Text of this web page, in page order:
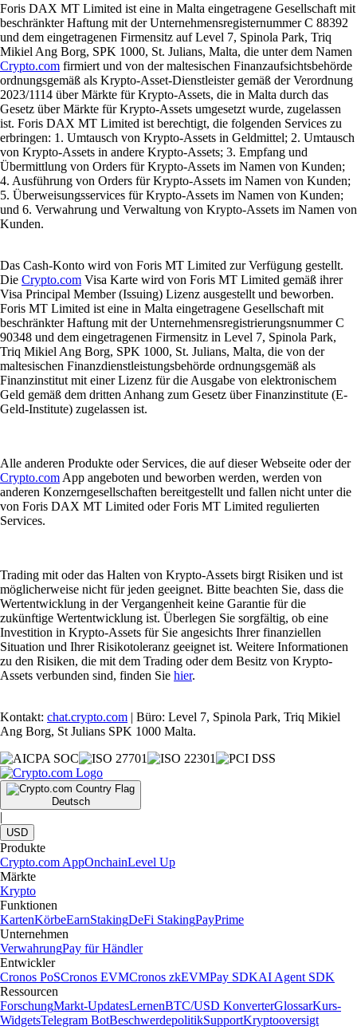
Foris DAX MT Limited ist eine in Malta eingetragene Gesellschaft mit
beschränkter Haftung mit der Unternehmensregisternummer C 88392
und dem eingetragenen Firmensitz auf Level 7, Spinola Park, Triq
Mikiel Ang Borg, SPK 1000, St. Julians, Malta, die unter dem Namen
Crypto.com firmiert und von der maltesischen Finanzaufsichtsbehörde
ordnungsgemäß als Krypto-Asset-Dienstleister gemäß der Verordnung
2023/1114 über Märkte für Krypto-Assets, die in Malta durch das
Gesetz über Märkte für Krypto-Assets umgesetzt wurde, zugelassen
ist. Foris DAX MT Limited ist berechtigt, die folgenden Services zu
erbringen: 1. Umtausch von Krypto-Assets in Geldmittel; 2. Umtausch
von Krypto-Assets in andere Krypto-Assets; 3. Empfang und
Übermittlung von Orders für Krypto-Assets im Namen von Kunden;
4. Ausführung von Orders für Krypto-Assets im Namen von Kunden;
5. Überweisungsservices für Krypto-Assets im Namen von Kunden;
und 6. Verwahrung und Verwaltung von Krypto-Assets im Namen von
Kunden.
Das Cash-Konto wird von Foris MT Limited zur Verfügung gestellt.
Die Crypto.com Visa Karte wird von Foris MT Limited gemäß ihrer
Visa Principal Member (Issuing) Lizenz ausgestellt und beworben.
Foris MT Limited ist eine in Malta eingetragene Gesellschaft mit
beschränkter Haftung mit der Unternehmensregistrierungsnummer C
90348 und dem eingetragenen Firmensitz in Level 7, Spinola Park,
Triq Mikiel Ang Borg, SPK 1000, St. Julians, Malta, die von der
maltesischen Finanzdienstleistungsbehörde ordnungsgemäß als
Finanzinstitut mit einer Lizenz für die Ausgabe von elektronischem
Geld gemäß dem dritten Anhang zum Gesetz über Finanzinstitute (E-
Geld-Institute) zugelassen ist.
Alle anderen Produkte oder Services, die auf dieser Webseite oder der
Crypto.com App angeboten und beworben werden, werden von
anderen Konzerngesellschaften bereitgestellt und fallen nicht unter die
von Foris DAX MT Limited oder Foris MT Limited regulierten
Services.
Trading mit oder das Halten von Krypto-Assets birgt Risiken und ist
möglicherweise nicht für jeden geeignet. Bitte beachten Sie, dass die
Wertentwicklung in der Vergangenheit keine Garantie für die
zukünftige Wertentwicklung ist. Überlegen Sie sorgfältig, ob eine
Investition in Krypto-Assets für Sie angesichts Ihrer finanziellen
Situation und Ihrer Risikotoleranz geeignet ist. Weitere Informationen
zu den Risiken, die mit dem Trading oder dem Besitz von Krypto-
Assets verbunden sind, finden Sie hier.
Kontakt: chat.crypto.com | Büro: Level 7, Spinola Park, Triq Mikiel
Ang Borg, St Julians SPK 1000 Malta.
Deutsch
|
USD
Produkte
Crypto.com AppOnchainLevel Up
Märkte
Krypto
Funktionen
KartenKörbeEarnStakingDeFi StakingPayPrime
Unternehmen
VerwahrungPay für Händler
Entwickler
Cronos PoSCronos EVMCronos zkEVMPay SDKAI Agent SDK
Ressourcen
ForschungMarkt-UpdatesLernenBTC/USD KonverterGlossarKurs-
WidgetsTelegram BotBeschwerdepolitikSupportKryptooversigt